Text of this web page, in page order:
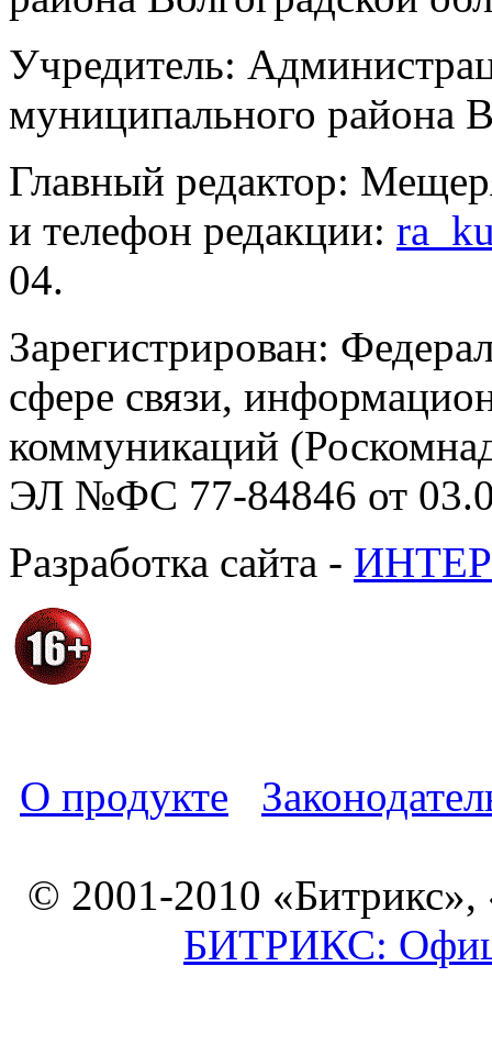
Учредитель:
муниципального района
Главный редактор:
и телефон редакции:
04.
Зарегистрирован:
сфере связи,
коммуникаций
ЭЛ №ФС 77-84846 от
Разработка сайта -
О продукте
© 2001-2010 «Битрикс»,
БИТРИКС: